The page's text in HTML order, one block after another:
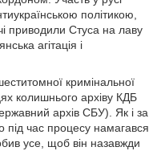
політикою,
приводили Стуса на лаву
агітація і
кримінальної
колишнього архіву КДБ
архів СБУ). Як і за
час процесу намагався
усе, щоб він назавжди